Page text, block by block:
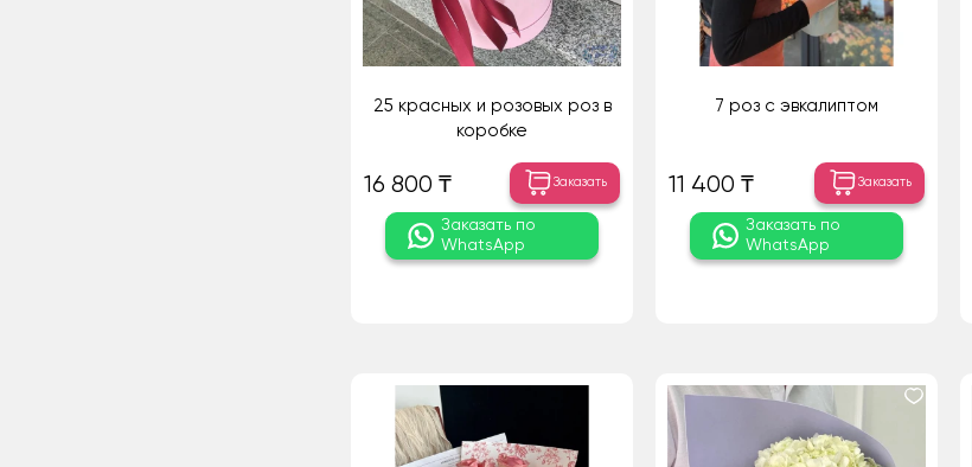
25 красных и розовых роз в
коробке
16 800 ₸ Заказать
Заказать по
WhatsApp
7 роз с эвкалиптом
11 400 ₸ Заказать
Заказать по
WhatsApp